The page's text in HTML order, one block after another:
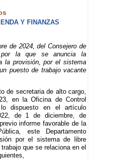
Y FINANZAS
de 2024, del Consejero de
por la que se anuncia la
la provisión, por el sistema
puesto de trabajo vacante
de secretaria de alto cargo,
en la Oficina de Control
dispuesto en el artículo
de 1 de diciembre, de
informe favorable de la
este Departamento
por el sistema de libre
que se relaciona en el